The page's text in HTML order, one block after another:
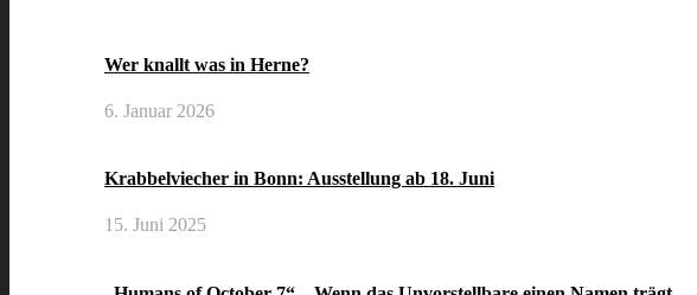
Wer knallt was in Herne?
6. Januar 2026
Krabbelviecher in Bonn: Ausstellung ab 18. Juni
15. Juni 2025